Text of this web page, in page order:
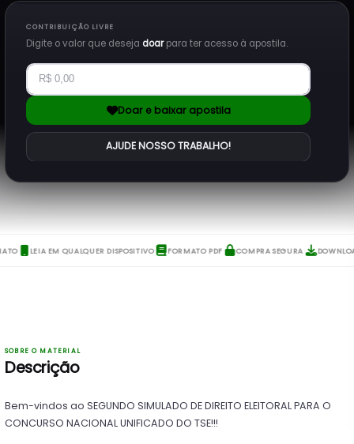
CONTRIBUIÇÃO LIVRE
Digite o valor que deseja doarpara ter acesso à apostila.
Doar e baixar apostila
AJUDE NOSSO TRABALHO!
· LEIA EM QUALQUER DISPOSITIVO· FORMATO PDF· COMPRA SEGURA·
SOBRE O MATERIAL
Descrição
Bem-vindos ao SEGUNDO SIMULADO DE DIREITO ELEITORAL PARA O
CONCURSO NACIONAL UNIFICADO DO TSE!!!